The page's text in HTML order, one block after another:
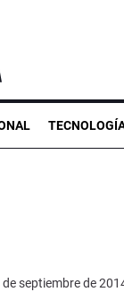
de septiembre de